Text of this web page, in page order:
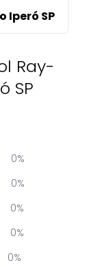
Iperó SP
Ray-
SP
0%
0%
0%
0%
0%